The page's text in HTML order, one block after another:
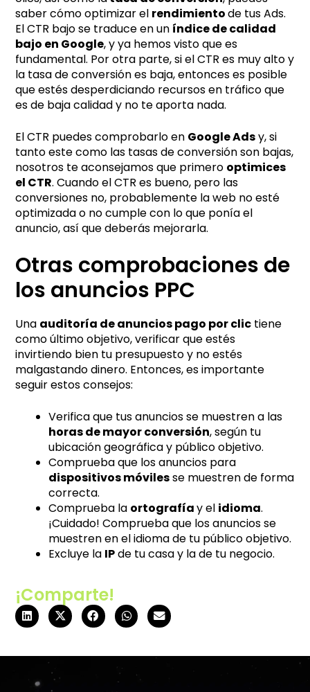
saber cómo optimizar el rendimientode tus Ads.
El CTR bajo se traduce en un índice de calidad
bajo en Google, y ya hemos visto que es
fundamental. Por otra parte, si el CTR es muy alto y
la tasa de conversión es baja, entonces es posible
que estés desperdiciando recursos en tráfico que
es de baja calidad y no te aporta nada.
El CTR puedes comprobarlo en Google Adsy, si
tanto este como las tasas de conversión son bajas,
nosotros te aconsejamos que primero optimices
el CTR. Cuando el CTR es bueno, pero las
conversiones no, probablemente la web no esté
optimizada o no cumple con lo que ponía el
anuncio, así que deberás mejorarla.
Otras comprobaciones de
los anuncios PPC
Una auditoría de anuncios pago por clic tiene
como último objetivo, verificar que estés
invirtiendo bien tu presupuesto y no estés
malgastando dinero. Entonces, es importante
seguir estos consejos:
Verifica que tus anuncios se muestren a las
horas de mayor conversión, según tu
ubicación geográfica y público objetivo.
Comprueba que los anuncios para
dispositivos móvilesse muestren de forma
correcta.
Comprueba la ortografíay el idioma.
¡Cuidado! Comprueba que los anuncios se
muestren en el idioma de tu público objetivo.
Excluye la IPde tu casa y la de tu negocio.
¡Comparte!